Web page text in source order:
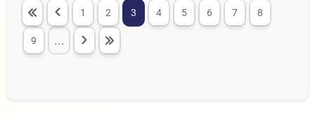
1 2 3 4 5 6 7 8
9 ...